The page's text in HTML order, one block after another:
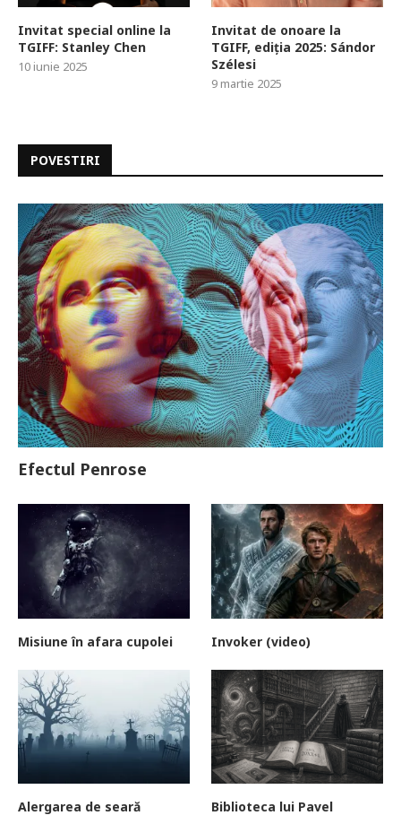
Invitat special online la
TGIFF: Stanley Chen
10 iunie 2025
Invitat de onoare la
TGIFF, ediția 2025: Sándor
Szélesi
9 martie 2025
POVESTIRI
Efectul Penrose
Misiune în afara cupolei Invoker (video)
Alergarea de seară Biblioteca lui Pavel